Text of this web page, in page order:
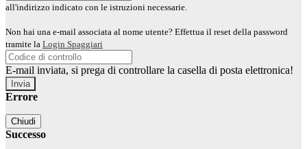
all'indirizzo indicato con le istruzioni necessarie.
Non hai una e-mail associata al nome utente? Effettua il reset della password
tramite la Login Spaggiari
E-mail inviata, si prega di controllare la casella di posta elettronica!
Errore
Chiudi
Successo